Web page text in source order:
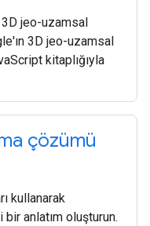
jeo-uzamsal
3D jeo-uzamsal
kitaplığıyla
çözümü
kullanarak
anlatım oluşturun.